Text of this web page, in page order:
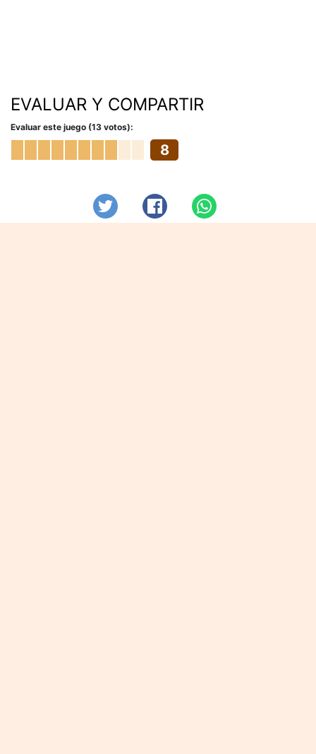
EVALUAR Y COMPARTIR
Evaluar este juego (13 votos):
8